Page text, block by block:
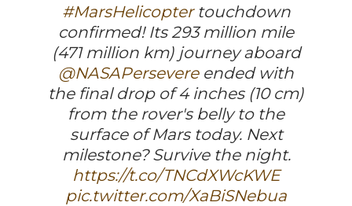
#MarsHelicoptertouchdown
confirmed! Its 293 million mile
(471 million km) journey aboard
@NASAPersevereended with
the final drop of 4 inches (10 cm)
from the rover's belly to the
surface of Mars today. Next
milestone? Survive the night.
https://t.co/TNCdXWcKWE
pic.twitter.com/XaBiSNebua